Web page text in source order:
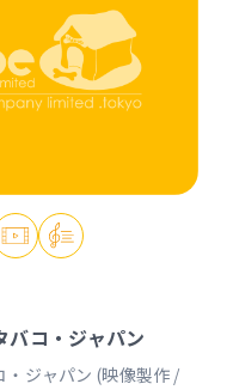
バコ・ジャパン
・ジャパン (映像製作 /